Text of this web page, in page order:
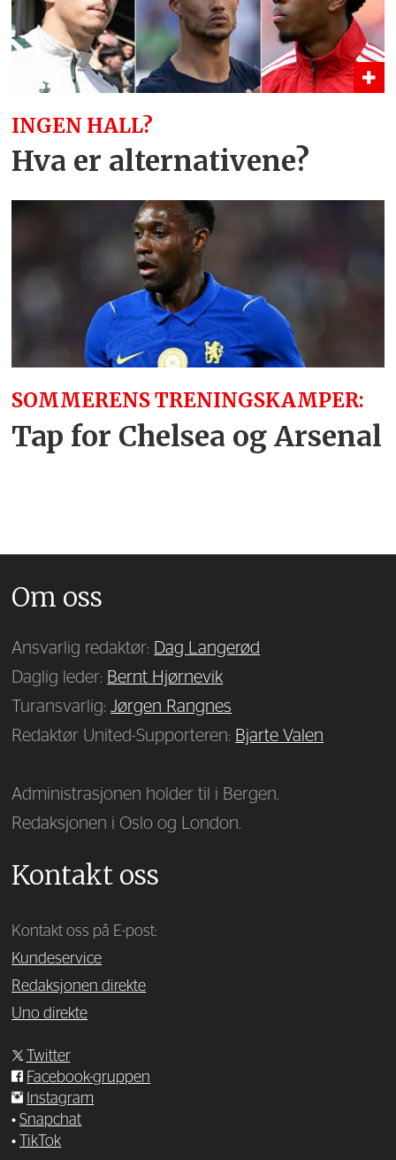
INGEN HALL?
Hva er alternativene?
SOMMERENS TRENINGSKAMPER:
Tap for Chelsea og Arsenal
Om oss
Ansvarlig redaktør: Dag Langerød
Daglig leder: Bernt Hjørnevik
Turansvarlig:Jørgen Rangnes
Redaktør United-Supporteren: Bjarte Valen
Administrasjonen holder til i Bergen.
Redaksjonen i Oslo og London.
Kontakt oss
Kontakt oss på E-post:
Kundeservice
Redaksjonen direkte
Uno direkte
Twitter
Facebook-gruppen
Instagram
•Snapchat
•
TikTok